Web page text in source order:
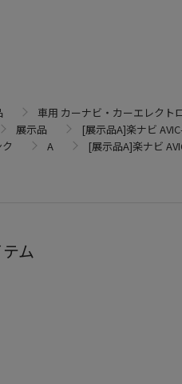
車用 カーナビ・カーエレクト
展示品
[展示品A]楽ナビ
A [展示品A]楽ナビ
ム